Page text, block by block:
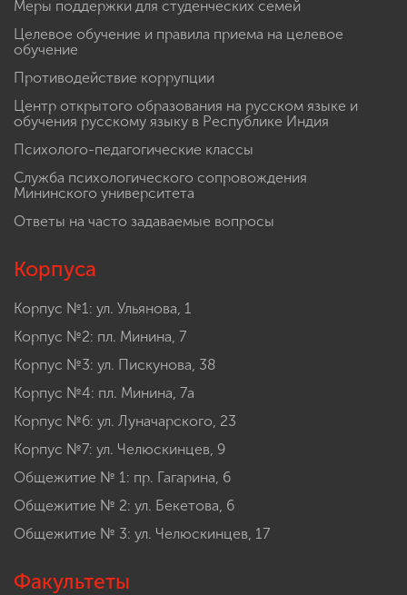
Меры поддержки для студенческих семей
Целевое обучение и правила приема на целевое
обучение
Противодействие коррупции
Центр открытого образования на русском языке и
обучения русскому языку в Республике Индия
Психолого-педагогические классы
Служба психологического сопровождения
Мининского университета
Ответы на часто задаваемые вопросы
Корпуса
Корпус №1: ул. Ульянова, 1
Корпус №2: пл. Минина, 7
Корпус №3: ул. Пискунова, 38
Корпус №4: пл. Минина, 7а
Корпус №6: ул. Луначарского, 23
Корпус №7: ул. Челюскинцев, 9
Общежитие № 1: пр. Гагарина, 6
Общежитие № 2: ул. Бекетова, 6
Общежитие № 3: ул. Челюскинцев, 17
Факультеты